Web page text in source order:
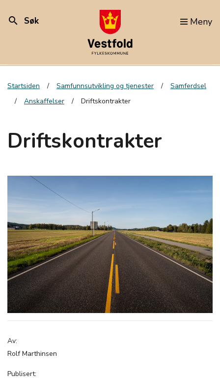
search Søk Meny
Startsiden Samfunnsutvikling og tjenester
Samferdsel
Anskaffelser
Driftskontrakter
Driftskontrakter
Av:
Rolf Marthinsen
Publisert: